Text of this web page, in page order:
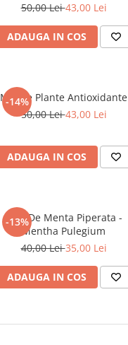
50,00 Lei43,00 Lei
ADAUGA IN COS
-14%
Mix De Plante Antioxidante
50,00 Lei43,00 Lei
ADAUGA IN COS
-13%
Ceai De Menta Piperata -
Mentha Pulegium
40,00 Lei35,00 Lei
ADAUGA IN COS